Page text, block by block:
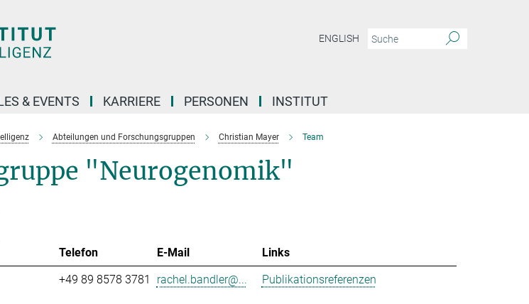
ENGLISH
& EVENTS KARRIERE PERSONEN INSTITUT
Abteilungen und Forschungsgruppen Christian Mayer Team
"Neurogenomik"
Telefon E-Mail
Links
+49 89 8578 3781 rachel.bandler@... Publikationsreferenzen